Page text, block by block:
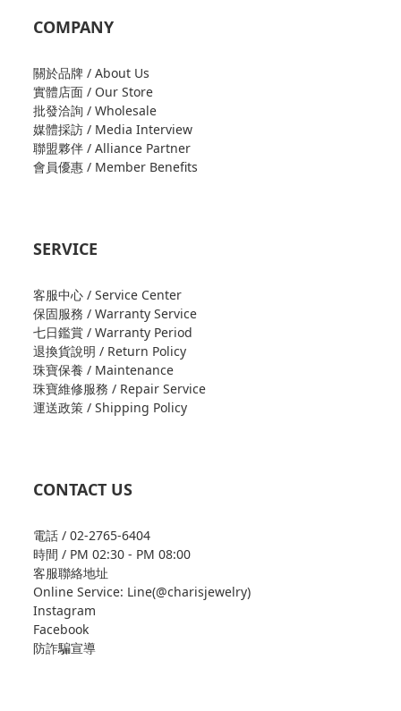
COMPANY
關於品牌 / About Us
實體店面 / Our Store
批發洽詢 / Wholesale
媒體採訪 / Media Interview
聯盟夥伴 / Alliance Partner
會員優惠 / Member Benefits
SERVICE
客服中心 / Service Center
保固服務 / Warranty Service
七日鑑賞 / Warranty Period
退換貨說明 / Return Policy
珠寶保養 / Maintenance
珠寶維修服務 / Repair Service
運送政策 / Shipping Policy
CONTACT US
電話 / 02-2765-6404
時間 / PM 02:30 - PM 08:00
客服聯絡地址
Online Service: Line(@charisjewelry)
Instagram
Facebook
防詐騙宣導